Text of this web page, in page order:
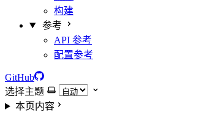
构建
参考
API 参考
配置参考
GitHub
选择主题
本页内容